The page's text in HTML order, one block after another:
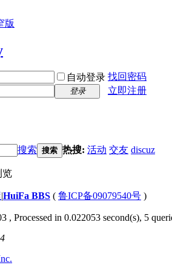
版
自动登录 找回密码
登录
立即注册
搜索 搜索 热搜: 活动 交友 discuz
览
|HuiFa BBS ( 鲁ICP备09079540号 )
, Processed in 0.022053 second(s), 5